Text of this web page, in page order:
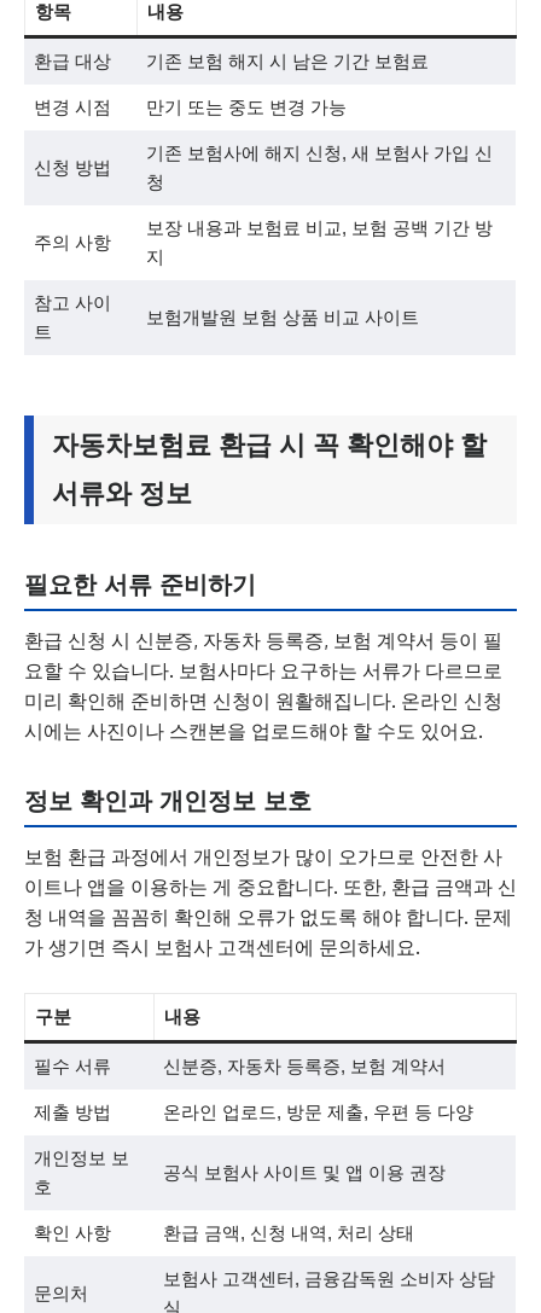
항목 내용
환급 대상 기존 보험 해지 시 남은 기간 보험료
변경 시점 만기 또는 중도 변경 가능
신청 방법
기존 보험사에 해지 신청, 새 보험사 가입 신
청
주의 사항
보장 내용과 보험료 비교, 보험 공백 기간 방
지
참고 사이
트
보험개발원 보험 상품 비교 사이트
자동차보험료 환급 시 꼭 확인해야 할
서류와 정보
필요한 서류 준비하기
환급 신청 시 신분증, 자동차 등록증, 보험 계약서 등이 필
요할 수 있습니다. 보험사마다 요구하는 서류가 다르므로
미리 확인해 준비하면 신청이 원활해집니다. 온라인 신청
시에는 사진이나 스캔본을 업로드해야 할 수도 있어요.
정보 확인과 개인정보 보호
보험 환급 과정에서 개인정보가 많이 오가므로 안전한 사
이트나 앱을 이용하는 게 중요합니다. 또한, 환급 금액과 신
청 내역을 꼼꼼히 확인해 오류가 없도록 해야 합니다. 문제
가 생기면 즉시 보험사 고객센터에 문의하세요.
구분 내용
필수 서류 신분증, 자동차 등록증, 보험 계약서
제출 방법 온라인 업로드, 방문 제출, 우편 등 다양
개인정보 보
호
공식 보험사 사이트 및 앱 이용 권장
확인 사항 환급 금액, 신청 내역, 처리 상태
문의처
보험사 고객센터, 금융감독원 소비자 상담
실